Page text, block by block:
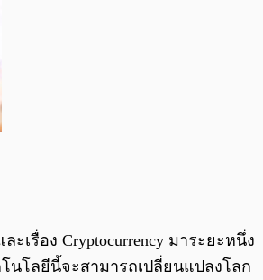
ะเรื่อง Cryptocurrency มาระยะหนึ่ง
นโลยีนี้จะสามารถเปลี่ยนแปลงโลก